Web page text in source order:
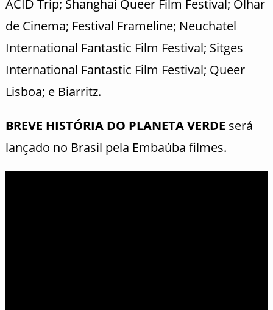
ACID Trip; Shanghai Queer Film Festival; Olhar
de Cinema; Festival Frameline; Neuchatel
International Fantastic Film Festival; Sitges
International Fantastic Film Festival; Queer
Lisboa; e Biarritz.
BREVE HISTÓRIA DO PLANETA VERDE será
lançado no Brasil pela Embaúba filmes.